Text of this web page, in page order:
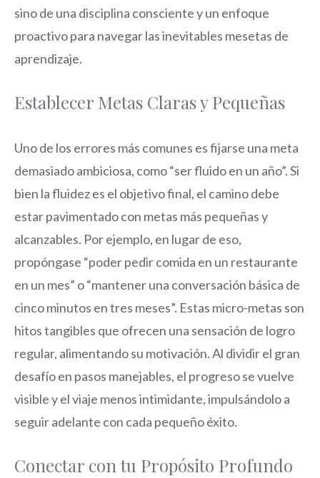
sino de una disciplina consciente y un enfoque
proactivo para navegar las inevitables mesetas de
aprendizaje.
Establecer Metas Claras y Pequeñas
Uno de los errores más comunes es fijarse una meta
demasiado ambiciosa, como “ser fluido en un año”. Si
bien la fluidez es el objetivo final, el camino debe
estar pavimentado con metas más pequeñas y
alcanzables. Por ejemplo, en lugar de eso,
propóngase “poder pedir comida en un restaurante
en un mes” o “mantener una conversación básica de
cinco minutos en tres meses”. Estas micro-metas son
hitos tangibles que ofrecen una sensación de logro
regular, alimentando su motivación. Al dividir el gran
desafío en pasos manejables, el progreso se vuelve
visible y el viaje menos intimidante, impulsándolo a
seguir adelante con cada pequeño éxito.
Conectar con tu Propósito Profundo